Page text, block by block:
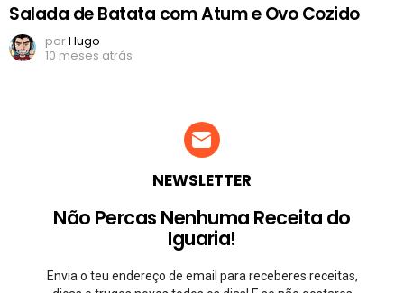
Salada de Batata com Atum e Ovo Cozido
porHugo
10 meses atrás
NEWSLETTER
Não Percas Nenhuma Receita do
Iguaria!
Envia o teu endereço de email para receberes receitas,